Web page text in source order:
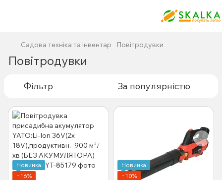
Садова техніка та інвентар Повітродувки
Повітродувки
Фільтр За популярністю
Новинка
−16%
Новинка
−10%